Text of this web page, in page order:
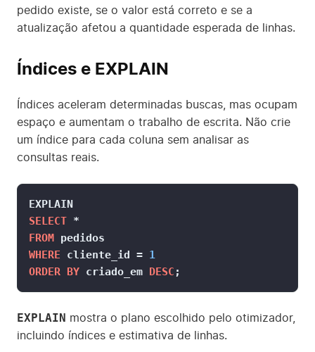
pedido existe, se o valor está correto e se a
atualização afetou a quantidade esperada de linhas.
Índices e EXPLAIN
Índices aceleram determinadas buscas, mas ocupam
espaço e aumentam o trabalho de escrita. Não crie
um índice para cada coluna sem analisar as
consultas reais.
SELECT *
FROM
WHERE cliente_id = 1
ORDER BY criado_em DESC ;
EXPLAIN mostra o plano escolhido pelo otimizador,
incluindo índices e estimativa de linhas.